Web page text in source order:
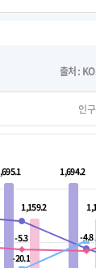
출처 :
인
1,694.2
1,694.2
1,159.2
1,159.2
-4.8
-4.8
-5.3
-5.3
-20.1
-20.1